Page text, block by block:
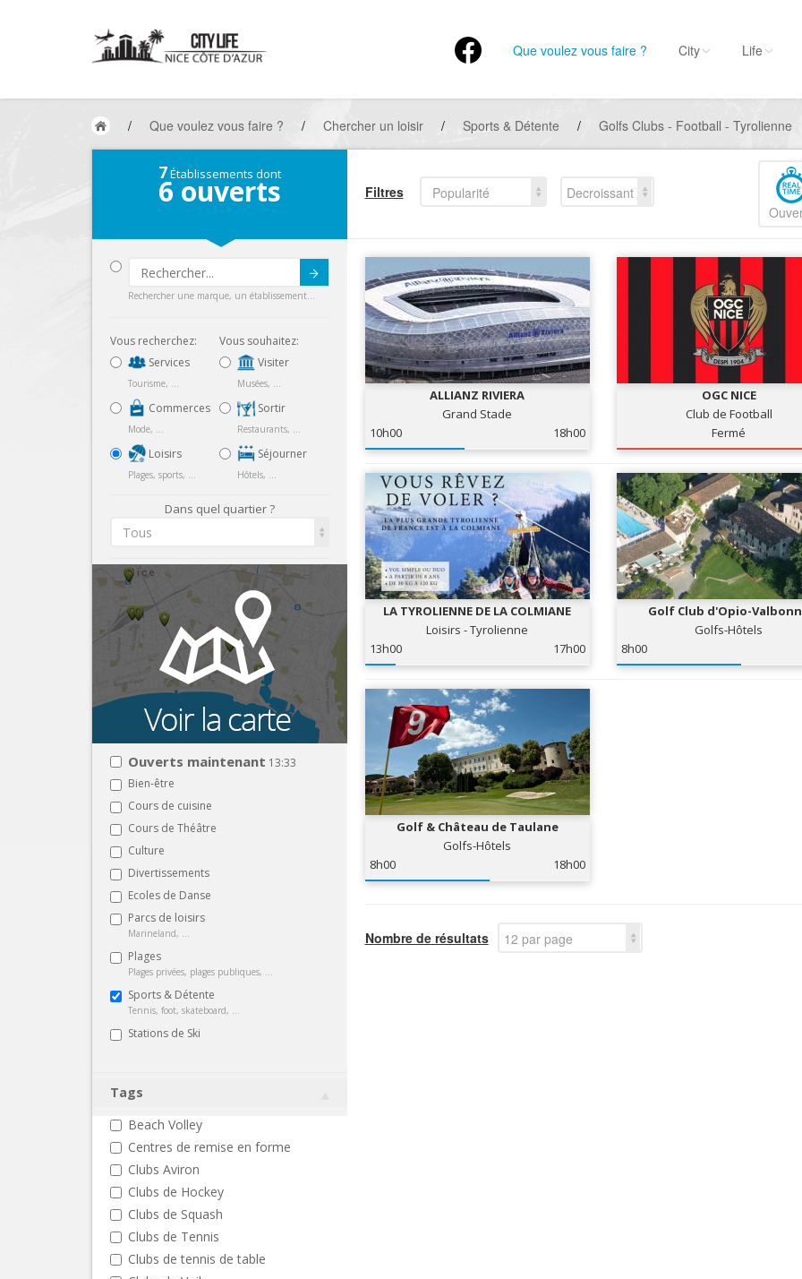
Que voulez vous faire ? City Life
/ Que voulez vous faire ? / Chercher un loisir / Sports & Détente / Golfs Clubs - Football - Tyrolienne
7Établissements dont
6 ouverts
Rechercher une marque, un établissement...
Vous recherchez:
Services
Tourisme, ...
Commerces
Mode, ...
Loisirs
Plages, sports, ...
Vous souhaitez:
Visiter
Musées, ...
Sortir
Restaurants, ...
Séjourner
Hôtels, ...
Dans quel quartier ?
Tous
Ouverts maintenant 13:33
Bien-être
Cours de cuisine
Cours de Théâtre
Culture
Divertissements
Ecoles de Danse
Parcs de loisirs
Marineland, ...
Plages
Plages privées, plages publiques, ...
Sports & Détente
Tennis, foot, skateboard, ...
Stations de Ski
Tags
Beach Volley
Centres de remise en forme
Clubs Aviron
Clubs de Hockey
Clubs de Squash
Clubs de Tennis
Clubs de tennis de table
Filtres Popularité
Decroissant
ALLIANZ RIVIERA
Grand Stade
10h00
18h00
OGC NICE
Club de Football
Fermé
LA TYROLIENNE DE LA COLMIANE
Loisirs - Tyrolienne
13h00
17h00
Golf Club d'Opio-
Golfs-Hôtels
8h00
Golf & Château de Taulane
Golfs-Hôtels
8h00
18h00
Nombre de résultats 12 par page